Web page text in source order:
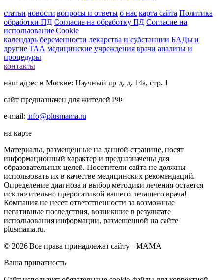
статьи новости вопросы и ответы о нас карта сайта Политика
обработки ПД Согласие на обработку ПД Согласие на
использование Cookie
календарь беременности лекарства и субстанции БАДы и
другие ТАА медицинские учреждения врачи анализы и
процедуры
контакты
наш адрес в Москве: Научный пр-д, д. 14а, стр. 1
сайт предназначен для жителей РФ
e-mail: info@plusmama.ru
на карте
Материалы, размещенные на данной странице, носят
информационный характер и предназначены для
образовательных целей. Посетители сайта не должны
использовать их в качестве медицинских рекомендаций.
Определение диагноза и выбор методики лечения остается
исключительно прерогативой вашего лечащего врача!
Компания не несет ответственности за возможные
негативные последствия, возникшие в результате
использования информации, размешенной на сайте
plusmama.ru.
© 2026 Все права принадлежат сайту +МАМА
Ваша приватность